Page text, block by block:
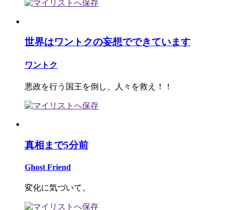
世界はワントクの妄想でできています
ワントク
悪政を行う国王を倒し、人々を救え！！
真相まで5分前
Ghost Friend
変化に気づいて。